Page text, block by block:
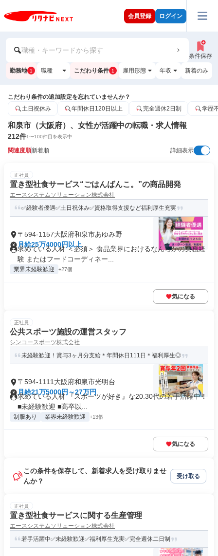
会員登録 ログイン
職種・キーワードから探す
条件保存
勤務地 1 職種 こだわり条件 1 雇用形態 年収 新着のみ
こだわり条件の追加設定を忘れていませんか？
土日祝休み
年間休日120日以上 完全週休2日制 学歴
和泉市（大阪府）、女性が活躍中の転職・求人情報
212件1〜100件目を表示中
関連度順新着順 詳細表示
正社員
置き型社食サービス“ごはんばんこ。”の商品開発
エースシステムソリューション株式会社
✅経験者優遇✅土日祝休み✅資格取得支援など福利厚生充実
〒594-1157大阪府和泉市あゆみ野
月給25万4000円以上
求めている人材 ＜必須＞ 食品業界におけるなんらかの実務経
験 またはフードコーディネー...
業界未経験歓迎 +27個
気になる
正社員
公共スポーツ施設の運営スタッフ
シンコースポーツ株式会社
未経験歓迎！賞与3ヶ月分支給＊年間休日111日＊福利厚生◎
〒594-1111大阪府和泉市光明台
月給21万5000円～27万円
求めている人材 『スポーツが好き』な20.30代の若手活躍中！
■未経験歓迎 ■高卒以...
制服あり 業界未経験歓迎 +13個
気になる
この条件を保存して、新着求人を受け取りませ
んか？
受け取る
正社員
置き型社食サービスに関する生産管理
エースシステムソリューション株式会社
若手活躍中✅未経験歓迎✅福利厚生充実✅完全週休二日制